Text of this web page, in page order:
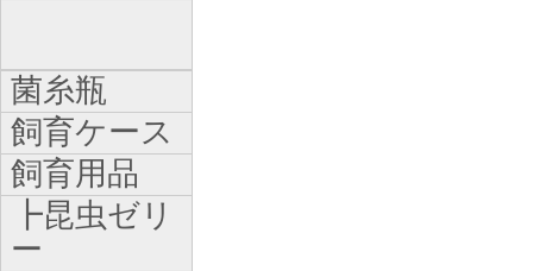
菌糸瓶
飼育ケース
飼育用品
┣昆虫ゼリ
ー